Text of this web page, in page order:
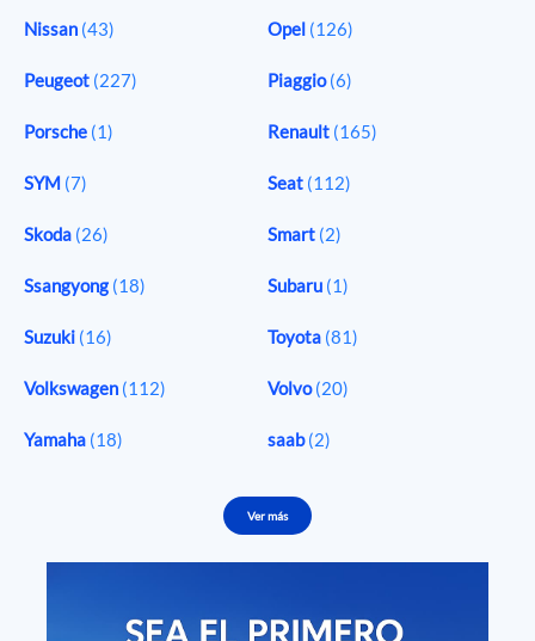
Nissan (43) Opel (126)
Peugeot (227) Piaggio(6)
Porsche (1) Renault (165)
SYM (7) Seat (112)
Skoda (26) Smart (2)
Ssangyong (18) Subaru (1)
Suzuki (16) Toyota (81)
Volkswagen (112) Volvo(20)
Yamaha (18) saab(2)
Ver más